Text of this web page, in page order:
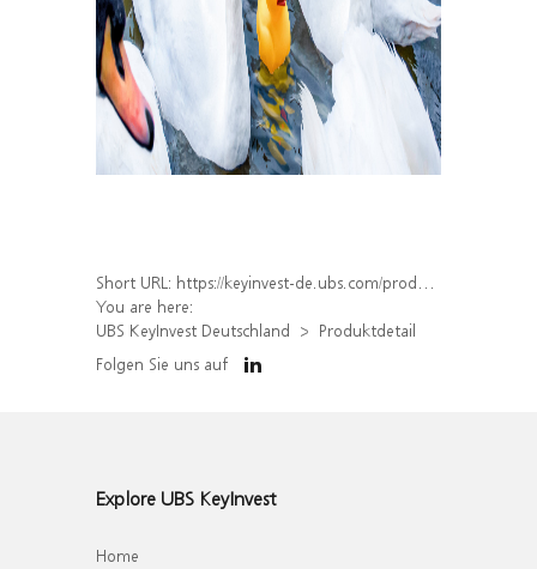
Short URL: https://keyinvest-de.ubs.com/produkt/detail/index/isin/DE000WA9LSF0
You are here:
UBS KeyInvest Deutschland
Produktdetail
Folgen Sie uns auf
Explore UBS KeyInvest
Home